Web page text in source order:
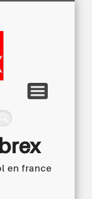
en france